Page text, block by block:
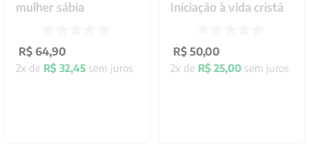
mulher sábia
R$ 64,90
2x de R$ 32,45 sem juros
Iniciação à vida cristã
R$ 50,00
2x de R$ 25,00 sem juros